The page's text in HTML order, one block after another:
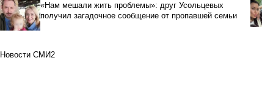
«Нам мешали жить проблемы»: друг Усольцевых
получил загадочное сообщение от пропавшей семьи
Новости СМИ2